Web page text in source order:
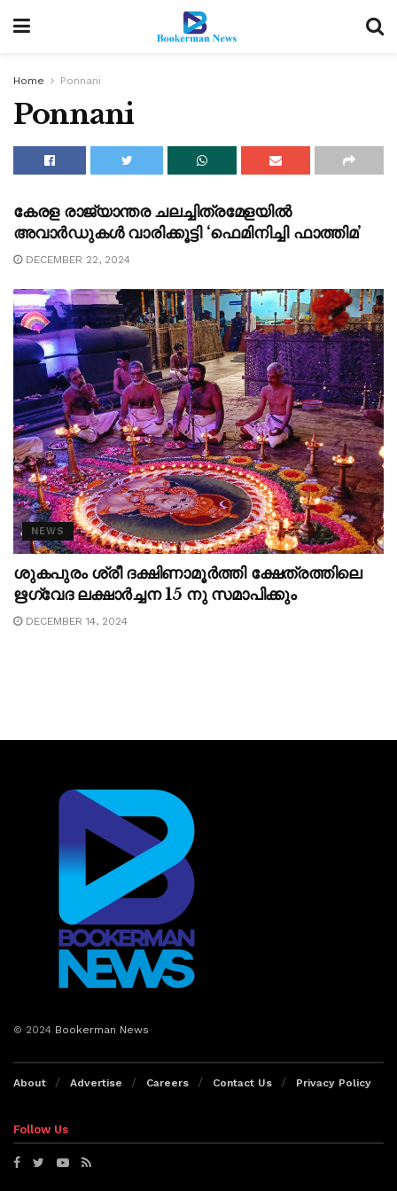
Home Ponnani
Ponnani
NEWS
കേരള രാജ്യാന്തര ചലച്ചിത്രമേളയിൽ
അവാർഡുകൾ വാരിക്കൂട്ടി ‘ഫെമിനിച്ചി ഫാത്തിമ’
DECEMBER 22, 2024
NEWS
ശുകപുരം ശ്രീ ദക്ഷിണാമൂർത്തി ക്ഷേത്രത്തിലെ
ഋഗ്വേദ ലക്ഷാർച്ചന 15 നു സമാപിക്കും
DECEMBER 14, 2024
© 2024 Bookerman News
About Advertise Careers Contact Us Privacy Policy
Follow Us